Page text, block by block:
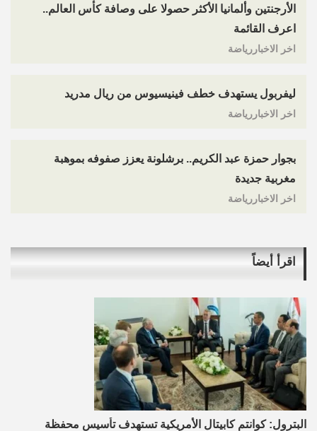
الأرجنتين وألمانيا الأكثر حصولا على وصافة كأس العالم..
اعرف القائمة
اخر الاخباررياضة
ليفربول يستهدف خطف فينيسيوس من ريال مدريد
اخر الاخباررياضة
بجوار حمزة عبد الكريم.. برشلونة يعزز صفوفه بموهبة
مغربية جديدة
اخر الاخباررياضة
اقرأ أيضاً
البترول: كوانتم كابيتال الأمريكية تستهدف تأسيس محفظة